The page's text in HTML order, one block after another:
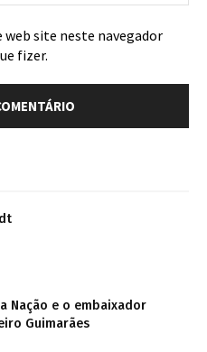
web site neste navegador
fizer.
Nação e o embaixador
Guimarães